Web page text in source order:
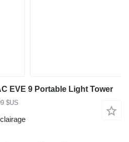
EVE 9 Portable Light Tower
$US